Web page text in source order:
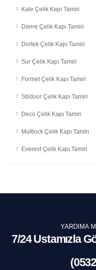
Kale Çelik Kapı Tamiri
Dierre Çelik Kapı Tamiri
Dortek Çelik Kapı Tamiri
Sur Çelik Kapı Tamiri
Formet Çelik Kapı Tamiri
Stildoor Çelik Kapı Tamiri
Deco Çelik Kapı Tamiri
Multlock Çelik Kapı Tamiri
Everest Çelik Kapı Tamiri
YARDIMA
7/24 Ustamızla